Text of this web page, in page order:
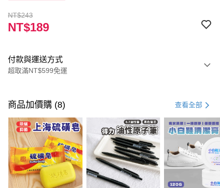
NT$243
NT$189
付款與運送方式
超取滿NT$599免運
信用卡一次付款
超商取貨付款
LINE Pay
Apple Pay
街口支付
商品加價購 (8) 查看全部